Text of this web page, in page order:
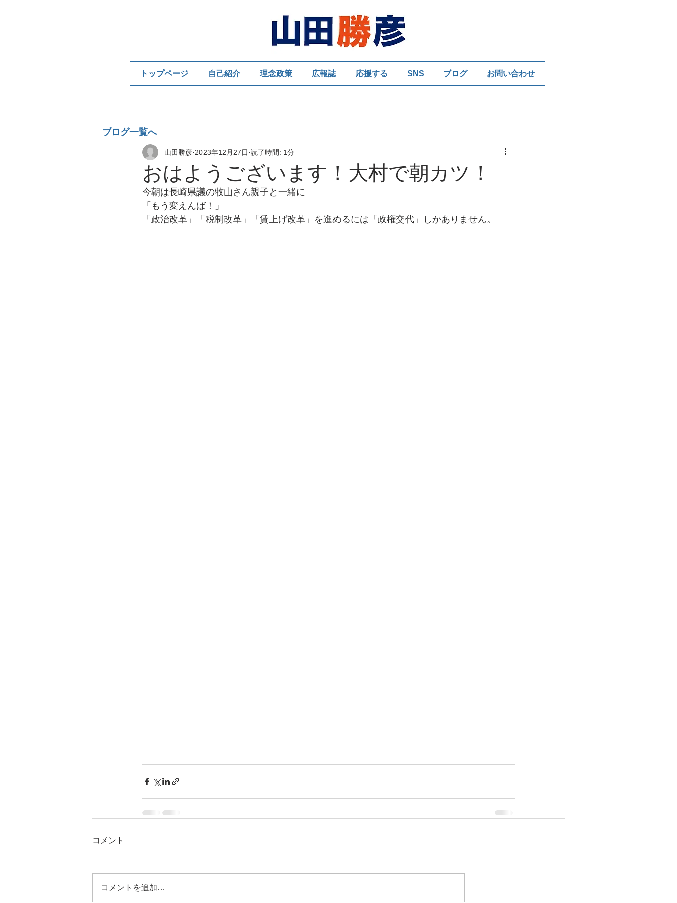
トップページ 自己紹介 理念政策 広報誌 応援する SNS ブログ お問い合わせ
おはようございます！大村で朝カツ！
山田勝彦 2023年12月27日 読了時間: 1分
今朝は長崎県議の牧山さん親子と一緒に
「もう変えんば！」
「政治改革」「税制改革」「賃上げ改革」を進めるには「政権交代」しかありません。
コメント
コメントを追加…
ブログ一覧へ